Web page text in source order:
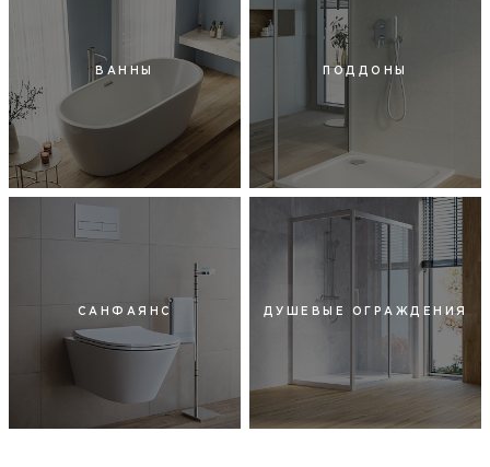
ВАННЫ ПОДДОНЫ
САНФАЯНС ДУШЕВЫЕ ОГРАЖДЕНИЯ